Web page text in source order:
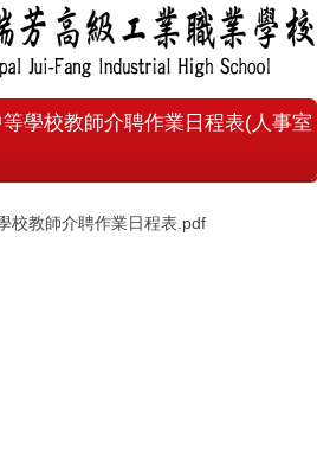
學校教師介聘作業日程表(人事室
校教師介聘作業日程表.pdf